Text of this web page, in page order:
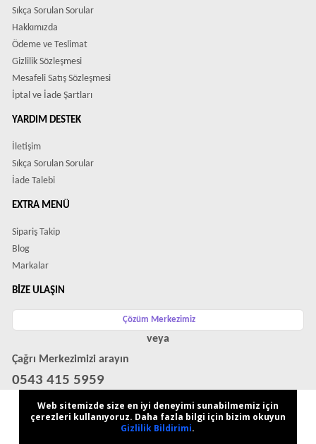
Sıkça Sorulan Sorular
Hakkımızda
Ödeme ve Teslimat
Gizlilik Sözleşmesi
Mesafeli Satış Sözleşmesi
İptal ve İade Şartları
YARDIM DESTEK
İletişim
Sıkça Sorulan Sorular
İade Talebi
EXTRA MENÜ
Sipariş Takip
Blog
Markalar
BIZE ULAŞIN
Çözüm Merkezimiz
veya
Çağrı Merkezimizi arayın
0543 415 5959
WhatsApp Destek Hattı
Web sitemizde size en iyi deneyimi sunabilmemiz için
çerezleri kullanıyoruz. Daha fazla bilgi için bizim okuyun
Gizlilik Bildirimi.